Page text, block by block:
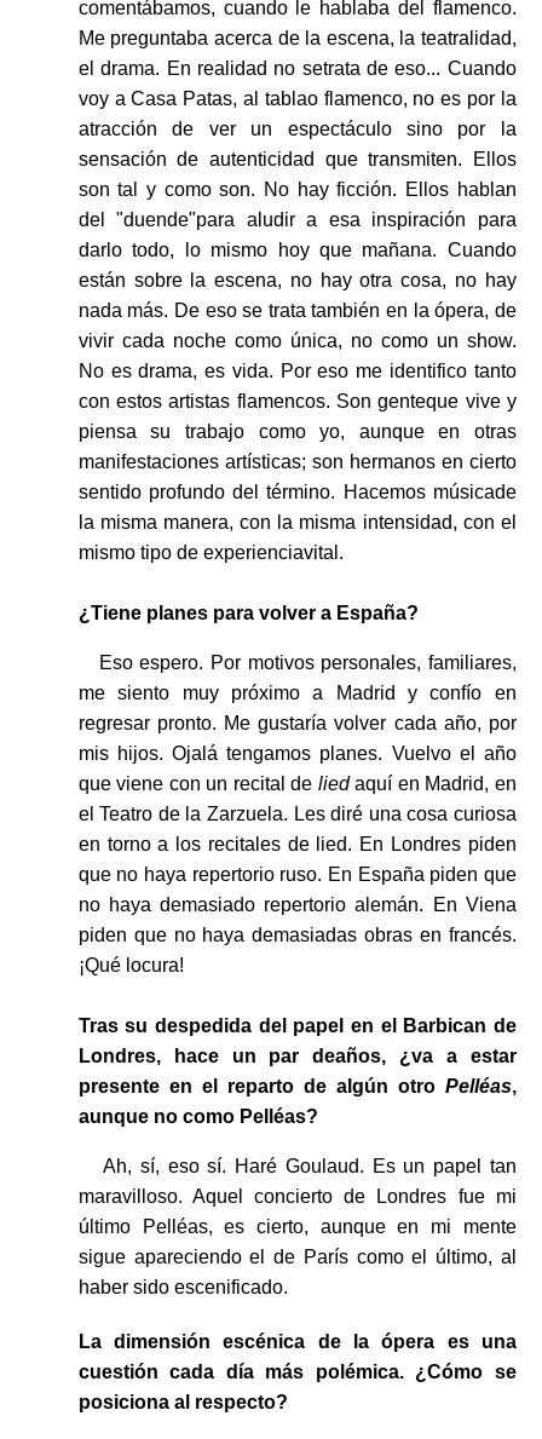
comentábamos, cuando le hablaba del flamenco.
Me preguntaba acerca de la escena, la teatralidad,
el drama. En realidad no setrata de eso... Cuando
voy a Casa Patas, al tablao flamenco, no es por la
atracción de ver un espectáculo sino por la
sensación de autenticidad que transmiten. Ellos
son tal y como son. No hay ficción. Ellos hablan
del "duende"para aludir a esa inspiración para
darlo todo, lo mismo hoy que mañana. Cuando
están sobre la escena, no hay otra cosa, no hay
nada más. De eso se trata también en la ópera, de
vivir cada noche como única, no como un show.
No es drama, es vida. Por eso me identifico tanto
con estos artistas flamencos. Son genteque vive y
piensa su trabajo como yo, aunque en otras
manifestaciones artísticas; son hermanos en cierto
sentido profundo del término. Hacemos músicade
la misma manera, con la misma intensidad, con el
mismo tipo de experienciavital.
¿Tiene planes para volver a España?
Eso espero. Por motivos personales, familiares,
me siento muy próximo a Madrid y confío en
regresar pronto. Me gustaría volver cada año, por
mis hijos. Ojalá tengamos planes. Vuelvo el año
que viene con un recital de liedaquí en Madrid, en
el Teatro de la Zarzuela. Les diré una cosa curiosa
en torno a los recitales de lied. En Londres piden
que no haya repertorio ruso. En España piden que
no haya demasiado repertorio alemán. En Viena
piden que no haya demasiadas obras en francés.
¡Qué locura!
Tras su despedida del papel en el Barbican de
Londres, hace un par deaños, ¿va a estar
presente en el reparto de algún otro Pelléas,
aunque no como Pelléas?
Ah, sí, eso sí. Haré Goulaud. Es un papel tan
maravilloso. Aquel concierto de Londres fue mi
último Pelléas, es cierto, aunque en mi mente
sigue apareciendo el de París como el último, al
haber sido escenificado.
La dimensión escénica de la ópera es una
cuestión cada día más polémica. ¿Cómo se
posiciona al respecto?